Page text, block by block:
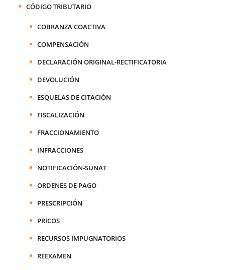
CÓDIGO TRIBUTARIO
COBRANZA COACTIVA
COMPENSACIÓN
DECLARACIÓN ORIGINAL-RECTIFICATORIA
DEVOLUCIÓN
ESQUELAS DE CITACIÓN
FISCALIZACIÓN
FRACCIONAMIENTO
INFRACCIONES
NOTIFICACIÓN-SUNAT
ORDENES DE PAGO
PRESCRIPCIÓN
PRICOS
RECURSOS IMPUGNATORIOS
REEXAMEN